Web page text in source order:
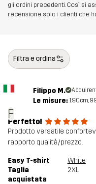
gli ordini precedenti. Così si
recensione solo i clienti che
Filtra e ordina
F
Filippo M.
Le misure: 190cm,
Perfetto!
Prodotto versatile
rapporto qualità/prezzo.
Easy T-shirt
White
Taglia
acquistata
2XL